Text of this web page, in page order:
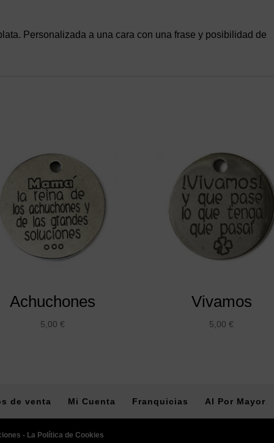
Personalizada a una cara con una frase y posibilidad de
Achuchones
5,00 €
Vivamos
5,00€
de venta Mi Cuenta Franquicias Al Por Mayor
- La Política de Cookies